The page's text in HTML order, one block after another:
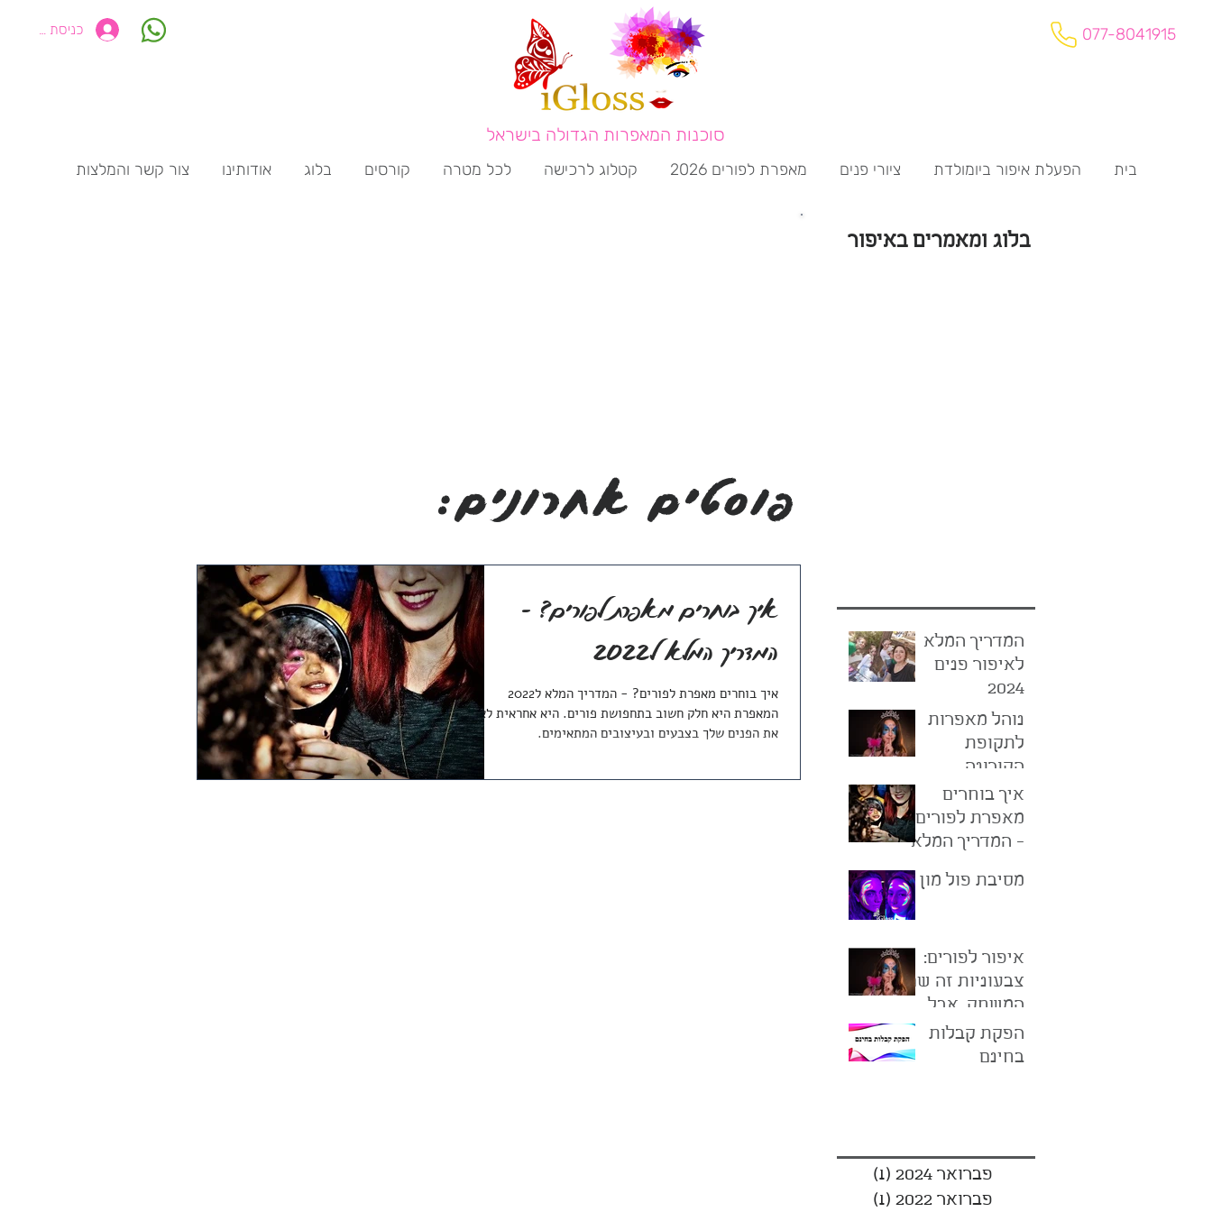
כניסת חברים
סוכנות המאפרות הגדולה בישראל
077-8041915
בית הפעלת איפור ביומולדת ציורי פנים מאפרת לפורים 2026 קטלוג לרכישה לכל מטרה קורסים בלוג אודותינו צור קשר והמלצות
בלוג ומאמרים באיפור
:פוסטים אחרונים
איך בוחרים מאפרת לפורים? -
המדריך המלא ל2022
איך בוחרים מאפרת לפורים? - המדריך המלא ל2022
המאפרת היא חלק חשוב בתחפושת פורים. היא אחראית לאפר
את הפנים שלך בצבעים ובעיצובים המתאימים.
המדריך המלא
לאיפור פנים
2024
נוהל מאפרות
לתקופת
הקורונה
איך בוחרים
מאפרת לפורים?
- המדריך המלא
מסיבת פול מון
איפור לפורים:
צבעוניות זה שם
המשחק, אבל
בזהירות
הפקת קבלות
בחינם
פברואר 2024 (1)
פברואר 2022
(1)